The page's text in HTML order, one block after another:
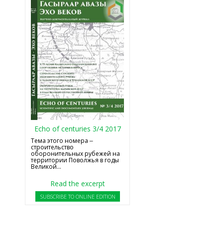
Echo of centuries 3/4 2017
Тема этого номера ‒
строительство
оборонительных рубежей на
территории Поволжья в годы
Великой...
Read the excerpt
SUBSCRIBE TO ONLINE EDITION